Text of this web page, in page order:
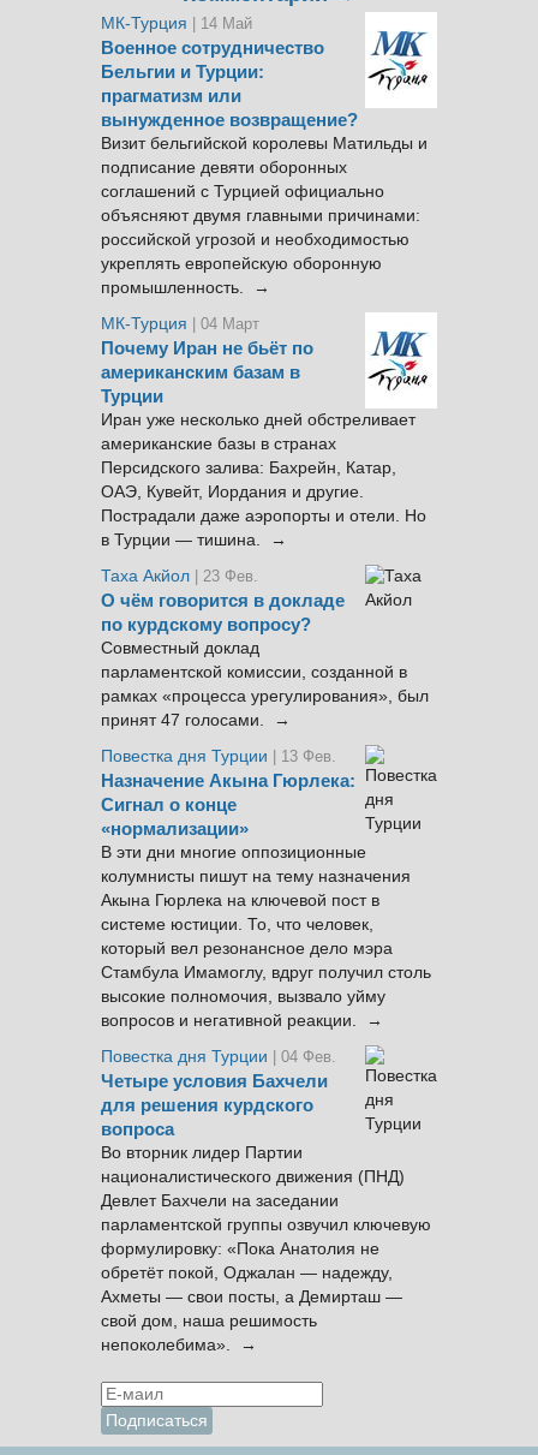
МК-Турция | 14 Май
Военное сотрудничество
Бельгии и Турции:
прагматизм или
вынужденное возвращение?
Визит бельгийской королевы Матильды и
подписание девяти оборонных
соглашений с Турцией официально
объясняют двумя главными причинами:
российской угрозой и необходимостью
укреплять европейскую оборонную
промышленность. →
МК-Турция
| 04 Март
Почему Иран не бьёт по
американским базам в
Турции
Иран уже несколько дней обстреливает
американские базы в странах
Персидского залива: Бахрейн, Катар,
ОАЭ, Кувейт, Иордания и другие.
Пострадали даже аэропорты и отели. Но
в Турции — тишина. →
Таха Акйол | 23 Фев.
О чём говорится в докладе
по курдскому вопросу?
Совместный доклад
парламентской комиссии, созданной в
рамках «процесса урегулирования», был
принят 47 голосами. →
Повестка дня Турции
| 13 Фев.
Назначение Акына Гюрлека:
Сигнал о конце
«нормализации»
В эти дни многие оппозиционные
колумнисты пишут на тему назначения
Акына Гюрлека на ключевой пост в
системе юстиции. То, что человек,
который вел резонансное дело мэра
Стамбула Имамоглу, вдруг получил столь
высокие полномочия, вызвало уйму
вопросов и негативной реакции. →
Повестка дня Турции
| 04 Фев.
Четыре условия Бахчели
для решения курдского
вопроса
Во вторник лидер Партии
националистического движения (ПНД)
Девлет Бахчели на заседании
парламентской группы озвучил ключевую
формулировку: «Пока Анатолия не
обретёт покой, Оджалан — надежду,
Ахметы — свои посты, а Демирташ —
свой дом, наша решимость
непоколебима». →